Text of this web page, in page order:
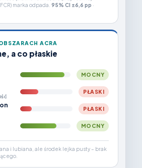
marka odpada. 95% CI ±6,6 pp ·
ACRA
a co płaskie
MOCNY
PŁASKI
PŁASKI
MOCNY
i lubiana, ale środek lejka pusty – brak